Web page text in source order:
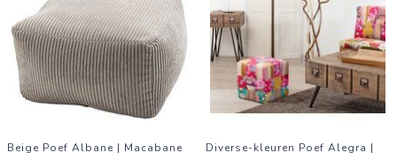
Beige Poef Albane | Macabane
Diverse-kleuren Poef Alegra |